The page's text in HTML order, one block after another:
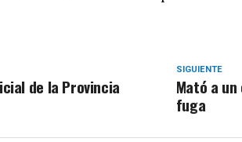
SIGUIENTE
Mató a
fuga
de la Provincia